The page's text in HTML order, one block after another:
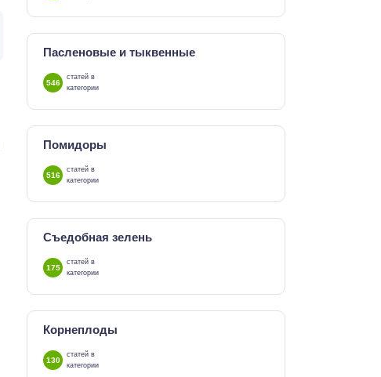
Пасленовые и тыквенные
546
статей в
категории
Помидоры
516
статей в
категории
Съедобная зелень
175
статей в
категории
Корнеплоды
130
статей в
категории